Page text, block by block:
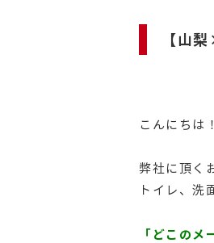
【山
こんにちは
弊社に頂く
トイレ、
「どこのメ